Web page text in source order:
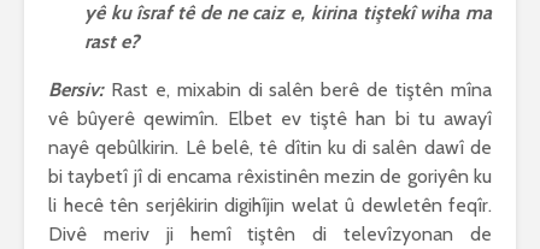
yê ku îsraf tê de ne caiz e, kirina tiştekî wiha ma
rast e?
Bersiv: Rast e, mixabin di salên berê de tiştên mîna
vê bûyerê qewimîn. Elbet ev tiştê han bi tu awayî
nayê qebûlkirin. Lê belê, tê dîtin ku di salên dawî de
bi taybetî jî di encama rêxistinên mezin de goriyên ku
li hecê tên serjêkirin digihîjin welat û dewletên feqîr.
Divê meriv ji hemî tiştên di televîzyonan de
3078 Nîşandan